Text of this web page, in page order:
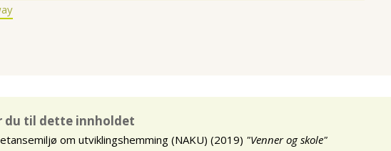
du til dette innholdet
om utviklingshemming (NAKU) (2019) "Venner og skole"